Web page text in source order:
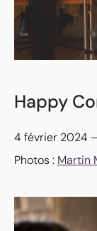
Happy
4 février 2024
Photos : Martin